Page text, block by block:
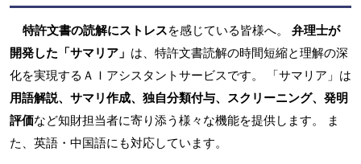
特許文書の読解にストレスを感じている皆様へ。 弁理士が
開発した「サマリア」 は、特許文書読解の時間短縮と理解の深
化を実現するＡＩアシスタントサービスです。 「サマリア」は
用語解説、サマリ作成、独自分類付与、スクリーニング、発明
評価など知財担当者に寄り添う様々な機能を提供します。 ま
た、英語・中国語にも対応しています。